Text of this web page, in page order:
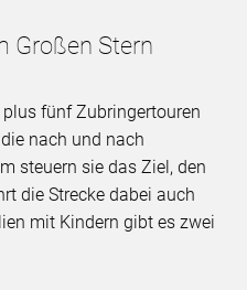
Großen Stern
fünf Zubringertouren
nach und nach
steuern sie das Ziel, den
die Strecke dabei auch
mit Kindern gibt es zwei